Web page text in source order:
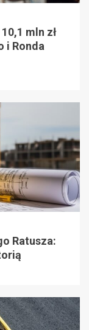
mln zł
i Ronda
Ratusza: